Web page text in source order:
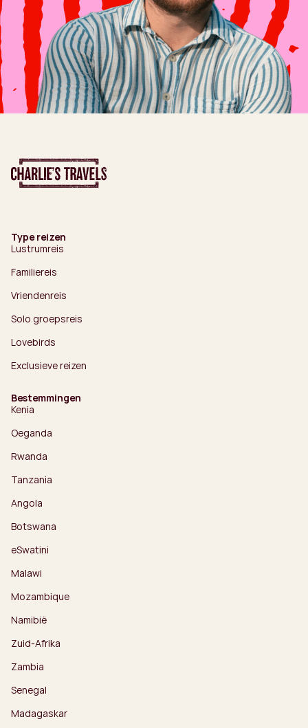
Type reizen
Lustrumreis
Familiereis
Vriendenreis
Solo groepsreis
Lovebirds
Exclusieve reizen
Bestemmingen
Kenia
Oeganda
Rwanda
Tanzania
Angola
Botswana
eSwatini
Malawi
Mozambique
Namibië
Zuid-Afrika
Zambia
Senegal
Madagaskar